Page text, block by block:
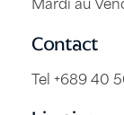
Contact
Tel +689 40